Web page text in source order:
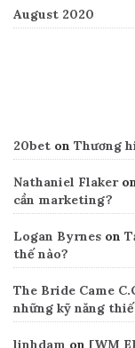
August 2020
20bet on Thương
Nathaniel Flaker
cần marketing?
Logan Byrnes on
thế nào?
The Bride Came
những kỹ năng
linhdam on [WM